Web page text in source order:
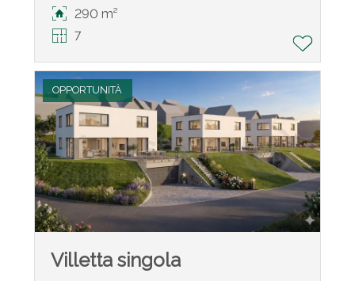
290 m²
7
OPPORTUNITÀ
Villetta singola